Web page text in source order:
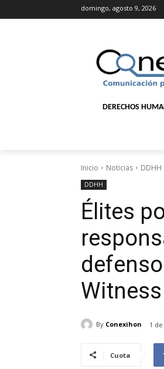
domingo, agosto 9, 2026
DERECHOS
Inicio Noticias DDHH
DDHH
Élites
Witness
By Conexihon 1
Cuota